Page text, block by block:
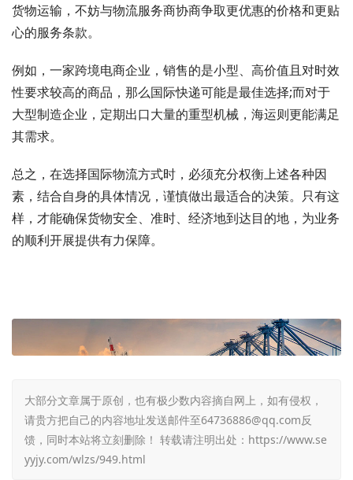
货物运输，不妨与物流服务商协商争取更优惠的价格和更贴
心的服务条款。
例如，一家跨境电商企业，销售的是小型、高价值且对时效
性要求较高的商品，那么国际快递可能是最佳选择;而对于
大型制造企业，定期出口大量的重型机械，海运则更能满足
其需求。
总之，在选择国际物流方式时，必须充分权衡上述各种因
素，结合自身的具体情况，谨慎做出最适合的决策。只有这
样，才能确保货物安全、准时、经济地到达目的地，为业务
的顺利开展提供有力保障。
大部分文章属于原创，也有极少数内容摘自网上，如有侵权，
请贵方把自己的内容地址发送邮件至64736886@qq.com反
馈，同时本站将立刻删除！ 转载请注明出处： https://www.se
yyjy.com/wlzs/949.html